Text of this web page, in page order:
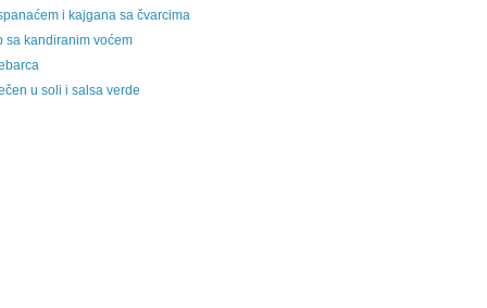
i kajgana sa čvarcima
sa kandiranim voćem
u soli i salsa verde